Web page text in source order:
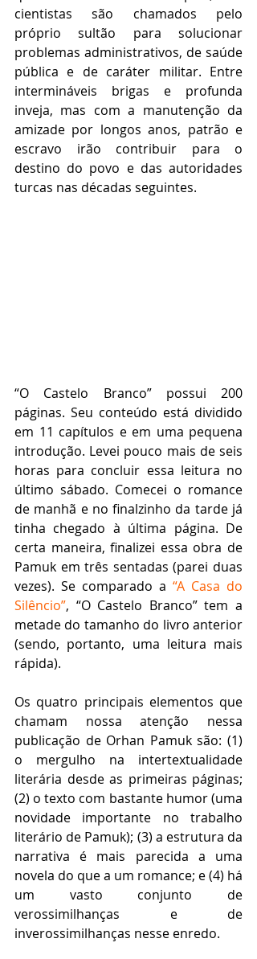
cientistas são chamados pelo
próprio sultão para solucionar
problemas administrativos, de saúde
pública e de caráter militar. Entre
intermináveis brigas e profunda
inveja, mas com a manutenção da
amizade por longos anos, patrão e
escravo irão contribuir para o
destino do povo e das autoridades
turcas nas décadas seguintes.
“O Castelo Branco” possui 200
páginas. Seu conteúdo está dividido
em 11 capítulos e em uma pequena
introdução. Levei pouco mais de seis
horas para concluir essa leitura no
último sábado. Comecei o romance
de manhã e no finalzinho da tarde já
tinha chegado à última página. De
certa maneira, finalizei essa obra de
Pamuk em três sentadas (parei duas
vezes). Se comparado a “A Casa do
Silêncio”, “O Castelo Branco” tem a
metade do tamanho do livro anterior
(sendo, portanto, uma leitura mais
rápida).
Os quatro principais elementos que
chamam nossa atenção nessa
publicação de Orhan Pamuk são: (1)
o mergulho na intertextualidade
literária desde as primeiras páginas;
(2) o texto com bastante humor (uma
novidade importante no trabalho
literário de Pamuk); (3) a estrutura da
narrativa é mais parecida a uma
novela do que a um romance; e (4) há
um vasto conjunto de
verossimilhanças e de
inverossimilhanças nesse enredo.